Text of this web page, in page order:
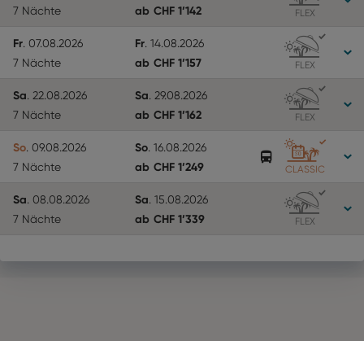
7 Nächte
ab CHF 1’142 FLEX
Fr. 07.08.2026 Fr. 14.08.2026
7 Nächte
ab CHF 1’157 FLEX
Sa. 22.08.2026 Sa. 29.08.2026
7 Nächte
ab CHF 1’162 FLEX
So. 09.08.2026 So. 16.08.2026
7 Nächte
ab CHF 1’249 CLASSIC
Sa. 08.08.2026 Sa. 15.08.2026
7 Nächte
ab CHF 1’339 FLEX